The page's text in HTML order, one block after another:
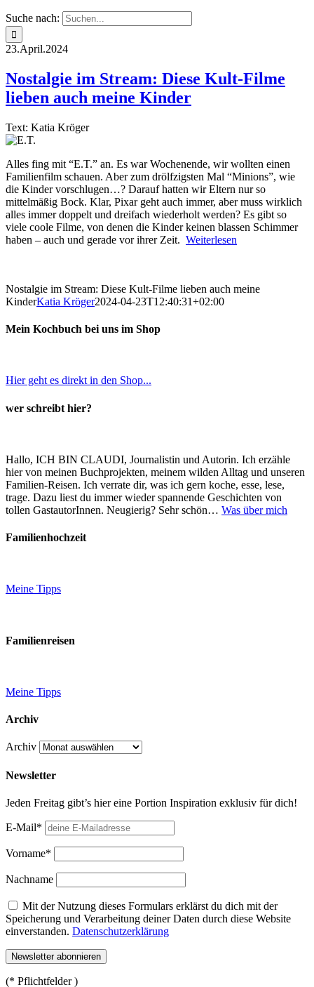
Suche nach:
23.April.2024
Nostalgie im Stream: Diese Kult-Filme
lieben auch meine Kinder
Text: Katia Kröger
Alles fing mit “E.T.” an. Es war Wochenende, wir wollten einen
Familienfilm schauen. Aber zum drölfzigsten Mal “Minions”, wie
die Kinder vorschlugen…? Darauf hatten wir Eltern nur so
mittelmäßig Bock. Klar, Pixar geht auch immer, aber muss wirklich
alles immer doppelt und dreifach wiederholt werden? Es gibt so
viele coole Filme, von denen die Kinder keinen blassen Schimmer
haben – auch und gerade vor ihrer Zeit. Weiterlesen
Nostalgie im Stream: Diese Kult-Filme lieben auch meine
KinderKatia Kröger2024-04-23T12:40:31+02:00
Mein Kochbuch bei uns im Shop
Hier geht es direkt in den Shop...
wer schreibt hier?
Hallo, ICH BIN CLAUDI, Journalistin und Autorin. Ich erzähle
hier von meinen Buchprojekten, meinem wilden Alltag und unseren
Familien-Reisen. Ich verrate dir, was ich gern koche, esse, lese,
trage. Dazu liest du immer wieder spannende Geschichten von
tollen GastautorInnen. Neugierig? Sehr schön… Was über mich
Familienhochzeit
Meine Tipps
Familienreisen
Meine Tipps
Archiv
Archiv
Newsletter
Jeden Freitag gibt’s hier eine Portion Inspiration exklusiv für dich!
E-Mail*
Vorname*
Nachname
Mit der Nutzung dieses Formulars erklärst du dich mit der
Speicherung und Verarbeitung deiner Daten durch diese Website
einverstanden. Datenschutzerklärung
(* Pflichtfelder )